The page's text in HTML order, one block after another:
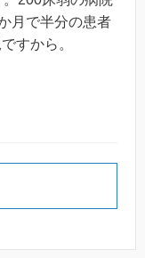
月で半分の患者
すから。